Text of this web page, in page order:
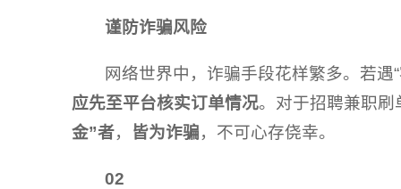
谨防诈骗风险
网络世界中，诈骗手段花样繁多。若遇
应先至平台核实订单情况。对于招聘兼职刷
金”者， 皆为诈骗，不可心存侥幸。
02